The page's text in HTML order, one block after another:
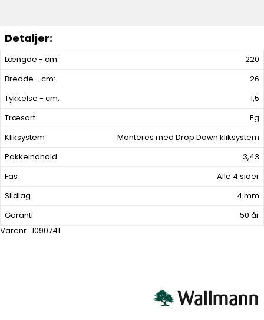
Længde - cm:
220
Bredde - cm:
26
Tykkelse - cm:
1,5
Træsort
Eg
Kliksystem
Monteres med Drop Down kliksystem
Pakkeindhold
3,43
Fas
Alle 4 sider
Slidlag
4 mm
Garanti
50 år
Varenr.: 1090741